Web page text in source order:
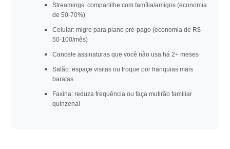
Streamings: compartilhe com família/amigos (economia
de 50-70%)
Celular: migre para plano pré-pago (economia de R$
50-100/mês)
Cancele assinaturas que você não usa há 2+ meses
Salão: espaçe visitas ou troque por franquias mais
baratas
Faxina: reduza frequência ou faça mutirão familiar
quinzenal